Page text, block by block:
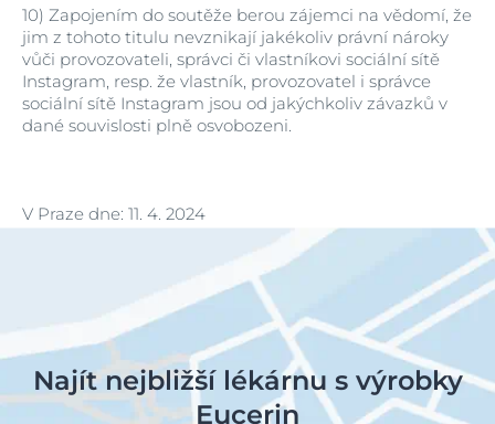
10) Zapojením do soutěže berou zájemci na vědomí, že
jim z tohoto titulu nevznikají jakékoliv právní nároky
vůči provozovateli, správci či vlastníkovi sociální sítě
Instagram, resp. že vlastník, provozovatel i správce
sociální sítě Instagram jsou od jakýchkoliv závazků v
dané souvislosti plně osvobozeni.
V Praze dne: 11. 4. 2024
Najít nejbližší lékárnu s výrobky
Eucerin